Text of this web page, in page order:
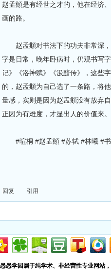
赵孟頫是有经世之才的，他在经济
画的路。
赵孟頫对书法下的功夫非常深，
字是日常，晚年卧病时，仍观书写
记》《洛神赋》《汲黯传》，这些
的，赵孟頫为自己选了一条路，将
量感，实则是因为赵孟頫没有放弃
正因为有难度，才显出人的价值来。
#暄桐 #赵孟頫 #苏轼 #林曦 #书
回复 引用
愚愚学园属于纯学术、非经营性专业网站